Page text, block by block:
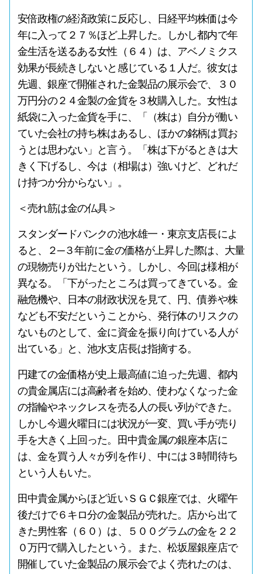
安倍政権の経済政策に反応し、日経平均株価は今
年に入って２７％ほど上昇した。しかし都内で年
金生活を送るある女性（６４）は、アベノミクス
効果が長続きしないと感じている１人だ。彼女は
先週、銀座で開催された金製品の展示会で、３０
万円分の２４金製の金貨を３枚購入した。女性は
紙袋に入った金貨を手に、「（株は）自分が働い
ていた会社の持ち株はあるし、ほかの銘柄は買お
うとは思わない」と言う。「株は下がるときは大
きく下げるし、今は（相場は）強いけど、どれだ
け持つか分からない」。
＜売れ筋は金の仏具＞
スタンダードバンクの池水雄一・東京支店長によ
ると、２─３年前に金の価格が上昇した際は、大量
の現物売りが出たという。しかし、今回は様相が
異なる。「下がったところは買ってきている。金
融危機や、日本の財政状況を見て、円、債券や株
なども不安だということから、発行体のリスクの
ないものとして、金に資金を振り向けている人が
出ている」と、池水支店長は指摘する。
円建ての金価格が史上最高値に迫った先週、都内
の貴金属店には高齢者を始め、使わなくなった金
の指輪やネックレスを売る人の長い列ができた。
しかし今週火曜日には状況が一変、買い手が売り
手を大きく上回った。田中貴金属の銀座本店に
は、金を買う人々が列を作り、中には３時間待ち
という人もいた。
田中貴金属からほど近いＳＧＣ銀座では、火曜午
後だけで６キロ分の金製品が売れた。店から出て
きた男性客（６０）は、５００グラムの金を２２
０万円で購入したという。また、松坂屋銀座店で
開催していた金製品の展示会でよく売れたのは、